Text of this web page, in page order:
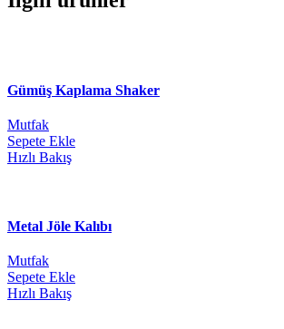
Gümüş Kaplama Shaker
Mutfak
Sepete Ekle
Hızlı Bakış
Metal Jöle Kalıbı
Mutfak
Sepete Ekle
Hızlı Bakış